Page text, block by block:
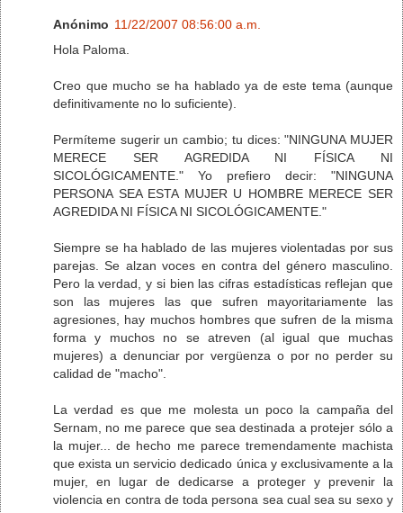
Anónimo 11/22/2007 08:56:00 a.m.
Hola Paloma.
Creo que mucho se ha hablado ya de este tema (aunque
definitivamente no lo suficiente).
Permíteme sugerir un cambio; tu dices: "NINGUNA MUJER
MERECE SER AGREDIDA NI FÍSICA NI
SICOLÓGICAMENTE." Yo prefiero decir: "NINGUNA
PERSONA SEA ESTA MUJER U HOMBRE MERECE SER
AGREDIDA NI FÍSICA NI SICOLÓGICAMENTE."
Siempre se ha hablado de las mujeres violentadas por sus
parejas. Se alzan voces en contra del género masculino.
Pero la verdad, y si bien las cifras estadísticas reflejan que
son las mujeres las que sufren mayoritariamente las
agresiones, hay muchos hombres que sufren de la misma
forma y muchos no se atreven (al igual que muchas
mujeres) a denunciar por vergüenza o por no perder su
calidad de "macho".
La verdad es que me molesta un poco la campaña del
Sernam, no me parece que sea destinada a protejer sólo a
la mujer... de hecho me parece tremendamente machista
que exista un servicio dedicado única y exclusivamente a la
mujer, en lugar de dedicarse a proteger y prevenir la
violencia en contra de toda persona sea cual sea su sexo y